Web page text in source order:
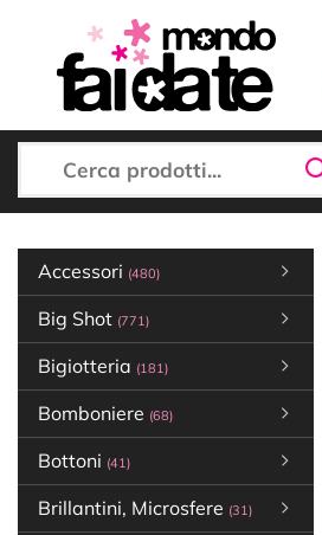
Accessori (480)
Big Shot (771)
Bigiotteria (181)
Bomboniere (68)
Bottoni (41)
Brillantini, Microsfere (31)